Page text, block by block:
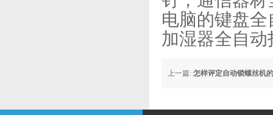
电脑的键盘
加湿器全自
上一篇: 怎样评定自动锁螺丝机